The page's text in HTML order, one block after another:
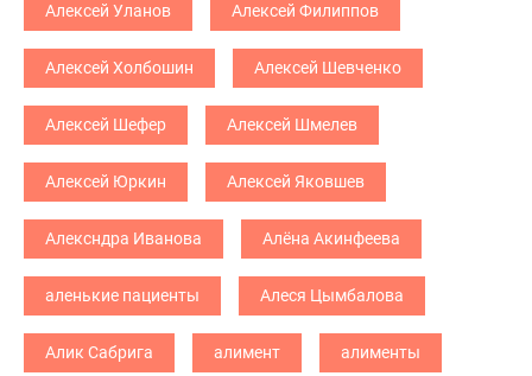
Алексей Уланов Алексей Филиппов
Алексей Холбошин Алексей Шевченко
Алексей Шефер Алексей Шмелев
Алексей Юркин Алексей Яковшев
Алексндра Иванова Алёна Акинфеева
аленькие пациенты Алеся Цымбалова
Алик Сабрига алимент алименты